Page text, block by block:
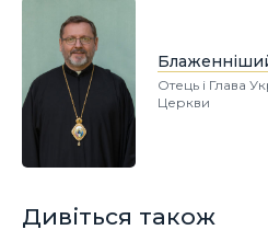
Отець і Глава
Церкви
Дивіться також